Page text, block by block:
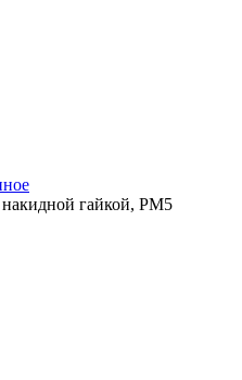
гайкой, PM5